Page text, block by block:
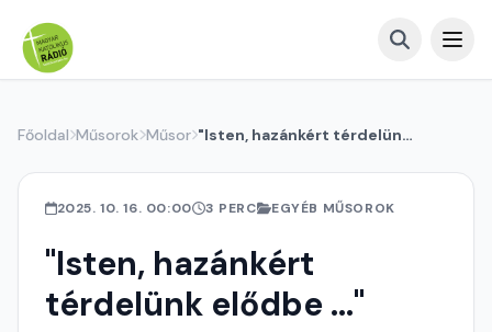
Főoldal Műsorok Műsor "Isten, hazánkért térdelünk elődbe ..."
2025. 10. 16. 00:00 3 PERC EGYÉB MŰSOROK
"Isten, hazánkért
térdelünk elődbe ..."